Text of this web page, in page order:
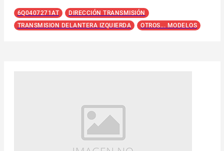
6Q0407271AT
DIRECCIÓN TRANSMISIÓN
TRANSMISION DELANTERA IZQUIERDA
OTROS... MODELOS